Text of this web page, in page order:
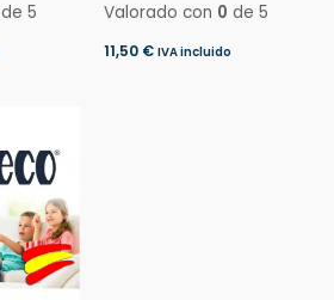
de 5
Valorado con 0 de 5
11,50 € IVA incluido